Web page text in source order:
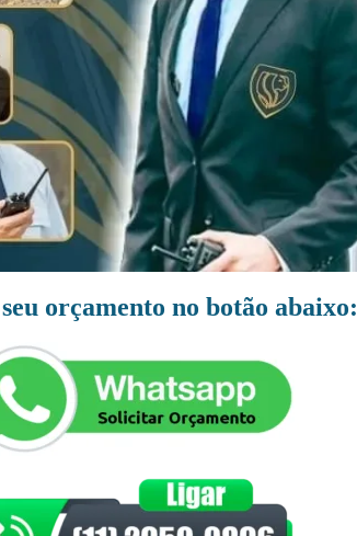
orçamento no botão abaixo: